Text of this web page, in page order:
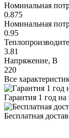
Номинальная
0.875
Номинальная
0.95
3.81
Напряжение, В
220
Все
Гарантия 1 год
Бесплатная